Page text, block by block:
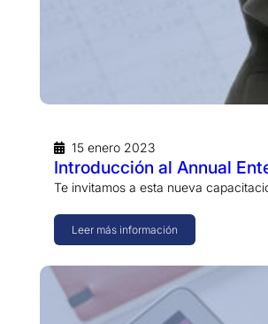
15 enero 2023
Introducción al Annual
Te invitamos a esta nueva
Leer más información